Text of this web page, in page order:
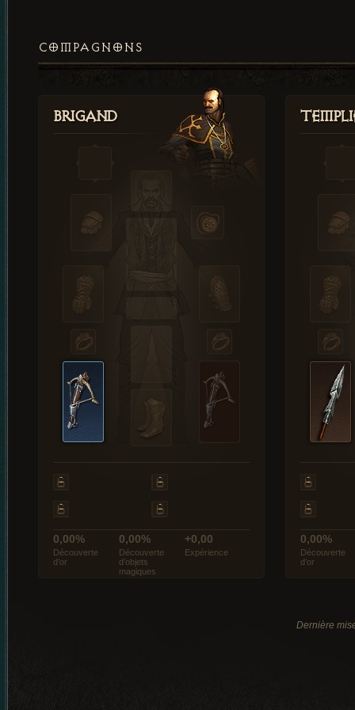
COMPAGNONS
Brigand
0,00%
Découverte
d’or
0,00%
Découverte
d’objets
magiques
+0,00
Expérience
0,00%
Découverte
d’or
Dernière